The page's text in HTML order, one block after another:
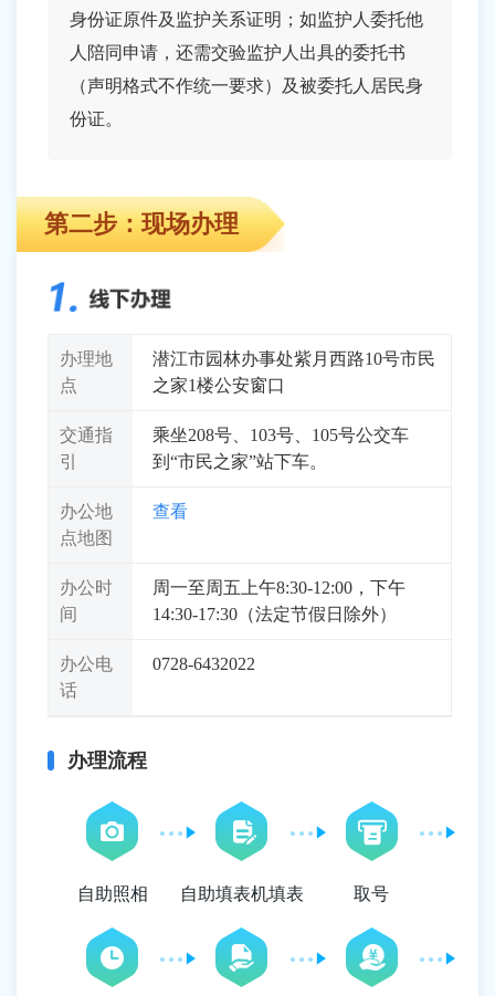
身份证原件及监护关系证明；如监护人委托他
人陪同申请，还需交验监护人出具的委托书
（声明格式不作统一要求）及被委托人居民身
份证。
第二步：现场办理
办理地
点
潜江市园林办事处紫月西路10号市民
之家1楼公安窗口
交通指
引
乘坐208号、103号、105号公交车
到“市民之家”站下车。
办公地
点地图
查看
办公时
间
周一至周五上午8:30-12:00，下午
14:30-17:30（法定节假日除外）
办公电
话
0728-6432022
办理流程
自助照相 自助填表机填表 取号